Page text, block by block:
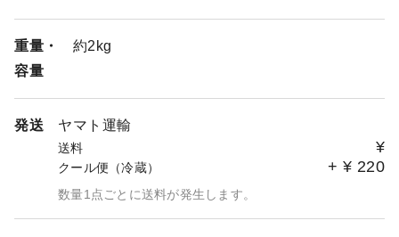
重量・
容量
約2kg
発送 ヤマト運輸
送料 ¥
クール便（冷蔵） + ¥ 220
数量1点ごとに送料が発生します。